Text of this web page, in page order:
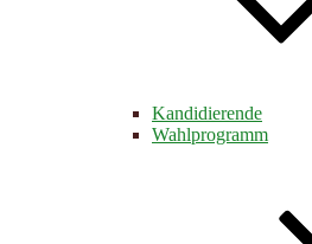
Kandidierende
Wahlprogramm